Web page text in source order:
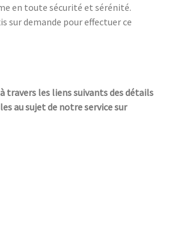
en toute sécurité et sérénité.
sur demande pour effectuer ce
travers les liens suivants des détails
au sujet de notre service sur